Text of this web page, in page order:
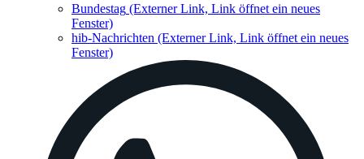
Bundestag (Externer Link, Link öffnet ein neues
Fenster)
hib-Nachrichten (Externer Link, Link öffnet ein neues
Fenster)